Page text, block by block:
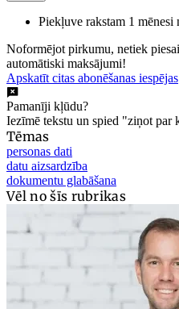
Piekļuve rakstam 1 mēnesi
Noformējot pirkumu, netiek
automātiski maksājumi!
Apskatīt citas abonēšanas iespējas
Pamanīji kļūdu?
Iezīmē tekstu un spied "ziņot par
Tēmas
personas dati
datu aizsardzība
dokumentu glabāšana
Vēl no šīs rubrikas